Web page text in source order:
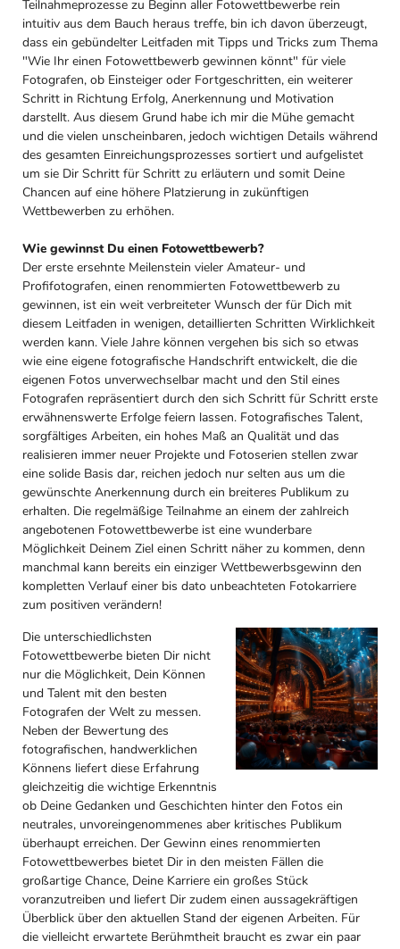
Teilnahmeprozesse zu Beginn aller Fotowettbewerbe rein
intuitiv aus dem Bauch heraus treffe, bin ich davon überzeugt,
dass ein gebündelter Leitfaden mit Tipps und Tricks zum Thema
"Wie Ihr einen Fotowettbewerb gewinnen könnt" für viele
Fotografen, ob Einsteiger oder Fortgeschritten, ein weiterer
Schritt in Richtung Erfolg, Anerkennung und Motivation
darstellt. Aus diesem Grund habe ich mir die Mühe gemacht
und die vielen unscheinbaren, jedoch wichtigen Details während
des gesamten Einreichungsprozesses sortiert und aufgelistet
um sie Dir Schritt für Schritt zu erläutern und somit Deine
Chancen auf eine höhere Platzierung in zukünftigen
Wettbewerben zu erhöhen.
Wie gewinnst Du einen Fotowettbewerb?
Der erste ersehnte Meilenstein vieler Amateur- und
Profifotografen, einen renommierten Fotowettbewerb zu
gewinnen, ist ein weit verbreiteter Wunsch der für Dich mit
diesem Leitfaden in wenigen, detaillierten Schritten Wirklichkeit
werden kann. Viele Jahre können vergehen bis sich so etwas
wie eine eigene fotografische Handschrift entwickelt, die die
eigenen Fotos unverwechselbar macht und den Stil eines
Fotografen repräsentiert durch den sich Schritt für Schritt erste
erwähnenswerte Erfolge feiern lassen. Fotografisches Talent,
sorgfältiges Arbeiten, ein hohes Maß an Qualität und das
realisieren immer neuer Projekte und Fotoserien stellen zwar
eine solide Basis dar, reichen jedoch nur selten aus um die
gewünschte Anerkennung durch ein breiteres Publikum zu
erhalten. Die regelmäßige Teilnahme an einem der zahlreich
angebotenen Fotowettbewerbe ist eine wunderbare
Möglichkeit Deinem Ziel einen Schritt näher zu kommen, denn
manchmal kann bereits ein einziger Wettbewerbsgewinn den
kompletten Verlauf einer bis dato unbeachteten Fotokarriere
zum positiven verändern!
Die unterschiedlichsten
Fotowettbewerbe bieten Dir nicht
nur die Möglichkeit, Dein Können
und Talent mit den besten
Fotografen der Welt zu messen.
Neben der Bewertung des
fotografischen, handwerklichen
Könnens liefert diese Erfahrung
gleichzeitig die wichtige Erkenntnis
ob Deine Gedanken und Geschichten hinter den Fotos ein
neutrales, unvoreingenommenes aber kritisches Publikum
überhaupt erreichen. Der Gewinn eines renommierten
Fotowettbewerbes bietet Dir in den meisten Fällen die
großartige Chance, Deine Karriere ein großes Stück
voranzutreiben und liefert Dir zudem einen aussagekräftigen
Überblick über den aktuellen Stand der eigenen Arbeiten. Für
die vielleicht erwartete Berühmtheit braucht es zwar ein paar